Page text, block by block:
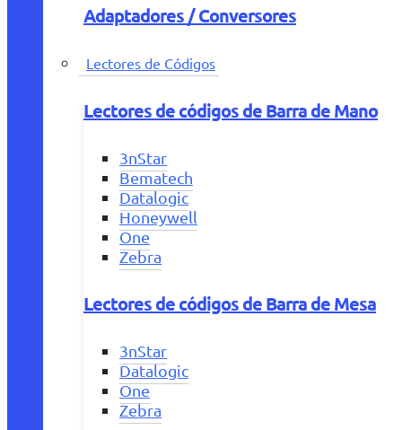
Adaptadores / Conversores
Lectores de Códigos
Lectores de códigos de Barra de Mano
3nStar
Bematech
Datalogic
Honeywell
One
Zebra
Lectores de códigos de Barra de Mesa
3nStar
Datalogic
One
Zebra